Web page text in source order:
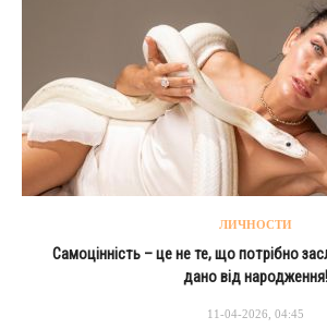
ЛИЧНОСТИ
Самоцінність – це не те, що потрібно
дано від народження!
11-04-2026, 04:45